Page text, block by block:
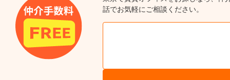
話でお気軽にご相談ください。